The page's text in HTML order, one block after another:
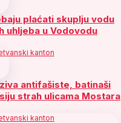
plaćati skuplju vodu
uhljeba u Vodovodu
kanton
antifašiste, batinaši
strah ulicama Mostara
kanton